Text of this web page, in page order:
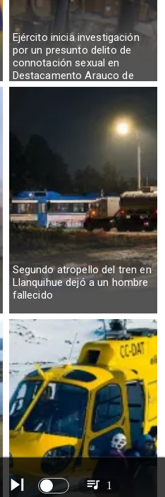
Ejército inicia investigación
por un presunto delito de
connotación sexual en
Destacamento Arauco de
Osorno
Segundo atropello del tren en
Llanquihue dejó a un hombre
fallecido
1